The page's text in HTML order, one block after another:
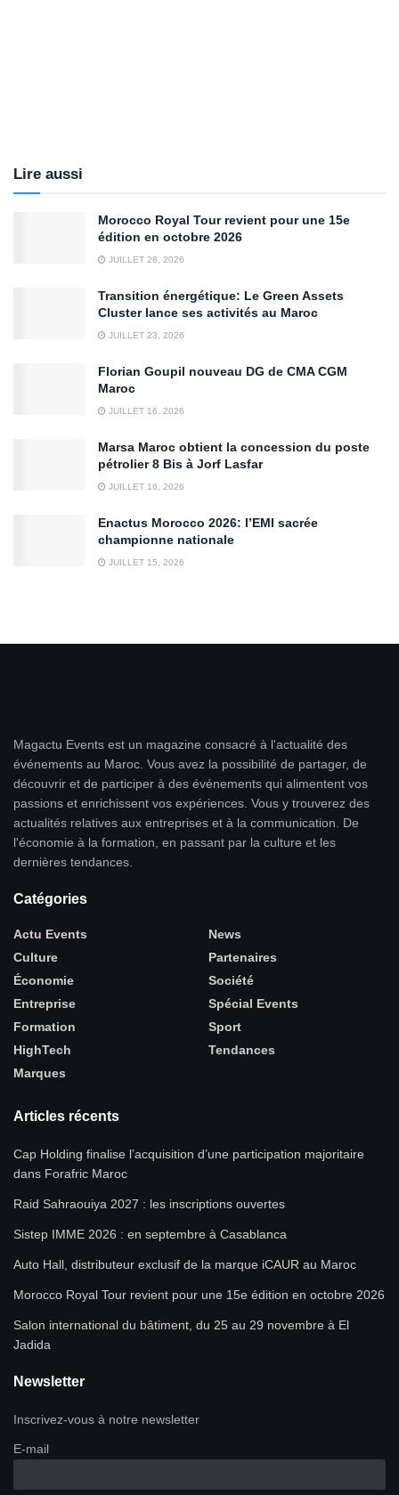
Lire aussi
Morocco Royal Tour revient pour une 15e
édition en octobre 2026
JUILLET 28, 2026
Transition énergétique: Le Green Assets
Cluster lance ses activités au Maroc
JUILLET 23, 2026
Florian Goupil nouveau DG de CMA CGM
Maroc
JUILLET 16, 2026
Marsa Maroc obtient la concession du poste
pétrolier 8 Bis à Jorf Lasfar
JUILLET 16, 2026
Enactus Morocco 2026: l’EMI sacrée
championne nationale
JUILLET 15, 2026
Magactu Events est un magazine consacré à l'actualité des
événements au Maroc. Vous avez la possibilité de partager, de
découvrir et de participer à des événements qui alimentent vos
passions et enrichissent vos expériences. Vous y trouverez des
actualités relatives aux entreprises et à la communication. De
l'économie à la formation, en passant par la culture et les
dernières tendances.
Catégories
Actu Events
Culture
Économie
Entreprise
Formation
HighTech
Marques
News
Partenaires
Société
Spécial Events
Sport
Tendances
Articles récents
Cap Holding finalise l’acquisition d’une participation majoritaire
dans Forafric Maroc
Raid Sahraouiya 2027 : les inscriptions ouvertes
Sistep IMME 2026 : en septembre à Casablanca
Auto Hall, distributeur exclusif de la marque iCAUR au Maroc
Morocco Royal Tour revient pour une 15e édition en octobre 2026
Salon international du bâtiment, du 25 au 29 novembre à El
Jadida
Newsletter
Inscrivez-vous à notre newsletter
E-mail